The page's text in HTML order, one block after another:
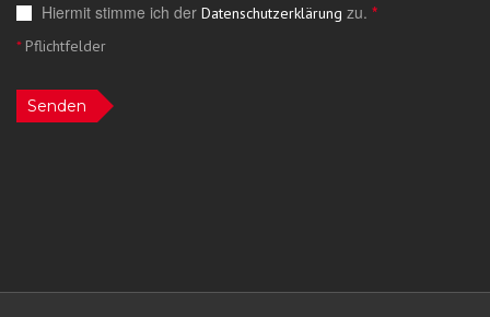
Hiermit stimme ich der Datenschutzerklärung zu. *
*Pflichtfelder
Senden